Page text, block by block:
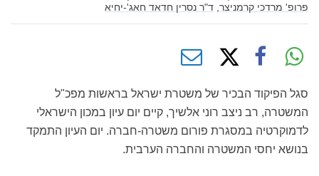
פרופ' מרדכי קרמניצר, ד"ר נסרין חדאד חאג'-יחיא
סגל הפיקוד הבכיר של משטרת ישראל בראשות מפכ"ל
המשטרה, רב ניצב רוני אלשיך, קיים יום עיון במכון הישראלי
לדמוקרטיה במסגרת פורום משטרה-חברה. יום העיון התמקד
בנושא יחסי המשטרה והחברה הערבית.